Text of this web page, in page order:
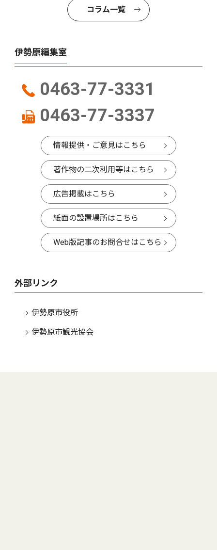
コラム一覧
伊勢原編集室
0463-77-3331
0463-77-3337
情報提供・ご意見はこちら
著作物の二次利用等はこちら
広告掲載はこちら
紙面の設置場所はこちら
Web版記事のお問合せはこちら
外部リンク
伊勢原市役所
伊勢原市観光協会